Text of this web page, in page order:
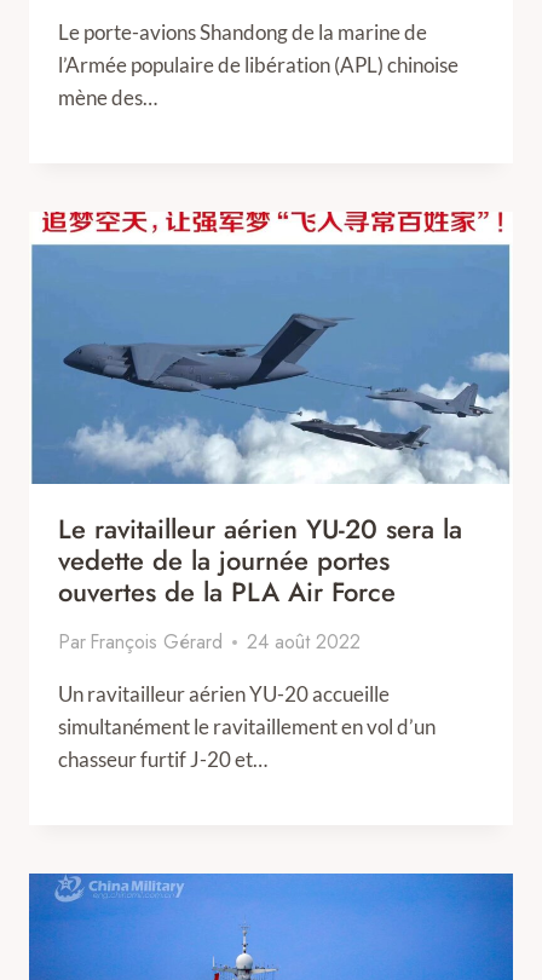
Le porte-avions Shandong de la marine de
l’Armée populaire de libération (APL) chinoise
mène des…
Le ravitailleur aérien YU-20 sera la
vedette de la journée portes
ouvertes de la PLA Air Force
Par François Gérard 24 août 2022
Un ravitailleur aérien YU-20 accueille
simultanément le ravitaillement en vol d’un
chasseur furtif J-20 et…